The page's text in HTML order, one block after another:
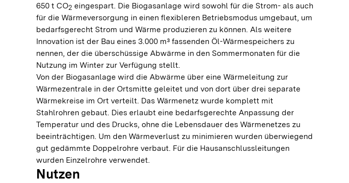
650 t CO2 eingespart. Die Biogasanlage wird sowohl für die Strom- als auch
für die Wärmeversorgung in einen flexibleren Betriebsmodus umgebaut, um
bedarfsgerecht Strom und Wärme produzieren zu können. Als weitere
Innovation ist der Bau eines 3.000 m³ fassenden Öl-Wärmespeichers zu
nennen, der die überschüssige Abwärme in den Sommermonaten für die
Nutzung im Winter zur Verfügung stellt.
Von der Biogasanlage wird die Abwärme über eine Wärmeleitung zur
Wärmezentrale in der Ortsmitte geleitet und von dort über drei separate
Wärmekreise im Ort verteilt. Das Wärmenetz wurde komplett mit
Stahlrohren gebaut. Dies erlaubt eine bedarfsgerechte Anpassung der
Temperatur und des Drucks, ohne die Lebensdauer des Wärmenetzes zu
beeinträchtigen. Um den Wärmeverlust zu minimieren wurden überwiegend
gut gedämmte Doppelrohre verbaut. Für die Hausanschlussleitungen
wurden Einzelrohre verwendet.
Nutzen